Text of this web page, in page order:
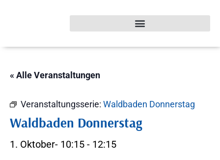
« Alle Veranstaltungen
Veranstaltungsserie: Waldbaden Donnerstag
Waldbaden Donnerstag
1. Oktober- 10:15 - 12:15